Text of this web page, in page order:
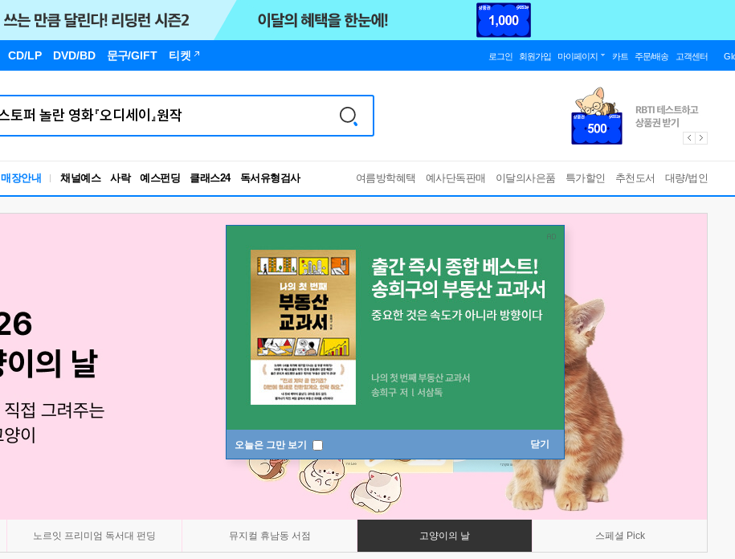
CD/LP DVD/BD 문구/GIFT 티켓 로그인 회원가입 마이페이지 카트 주문/배송 고객센터
매장안내 채널예스 사락 예스펀딩 클래스24
독서유형검사
RBTI Lab
독서유형검사
여름방학혜택 예사단독판매 이달의사은품 특가할인 추천도서 대량/법인
오늘은 그만 보기 닫기
노르잇 프리미엄 독서대 펀딩 뮤지컬 휴남동 서점 고양이의 날 스페셜 Pick